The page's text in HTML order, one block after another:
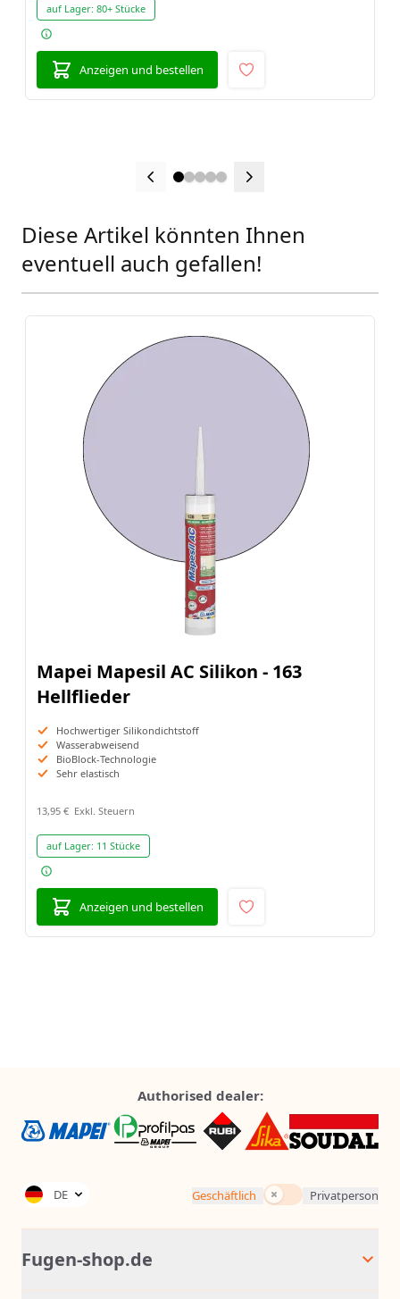
auf Lager: 80+ Stücke
Anzeigen und bestellen
Press to skip carousel
Diese Artikel könnten Ihnen
eventuell auch gefallen!
Mapei Mapesil AC Silikon - 163
Hellflieder
Hochwertiger Silikondichtstoff
Wasserabweisend
BioBlock-Technologie
Sehr elastisch
13,95 €
auf Lager: 11 Stücke
Anzeigen und bestellen
Authorised dealer:
DE Geschäftlich Inkl. SteuernPrivatperson
Fugen-shop.de